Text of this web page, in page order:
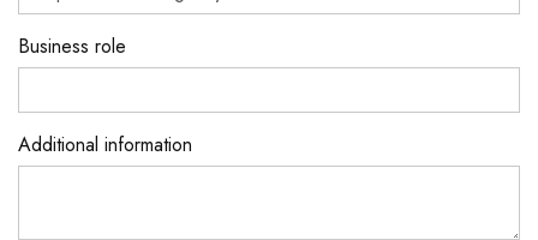
Business role
Additional information